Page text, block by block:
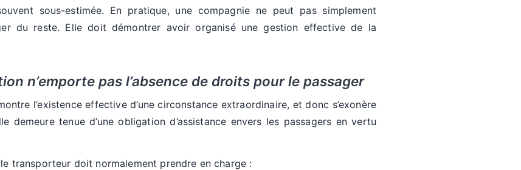
sous-estimée. En pratique, une compagnie ne peut pas simplement
du reste. Elle doit démontrer avoir organisé une gestion effective de la
n’emporte pas l’absence de droits pour le passager
l’existence effective d’une circonstance extraordinaire, et donc s’exonère
demeure tenue d’une obligation d’assistance envers les passagers en vertu
transporteur doit normalement prendre en charge :